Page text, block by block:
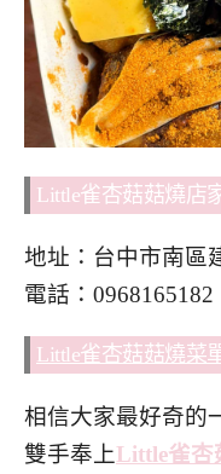
Little雀杏菇菇燒店
地址：台中市南區
電話：0968165182
Little雀杏菇菇燒菜
相信大家最好奇的
雙手奉上Little雀杏